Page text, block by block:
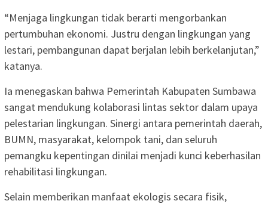
“Menjaga lingkungan tidak berarti mengorbankan
pertumbuhan ekonomi. Justru dengan lingkungan yang
lestari, pembangunan dapat berjalan lebih berkelanjutan,”
katanya.
Ia menegaskan bahwa Pemerintah Kabupaten Sumbawa
sangat mendukung kolaborasi lintas sektor dalam upaya
pelestarian lingkungan. Sinergi antara pemerintah daerah,
BUMN, masyarakat, kelompok tani, dan seluruh
pemangku kepentingan dinilai menjadi kunci keberhasilan
rehabilitasi lingkungan.
Selain memberikan manfaat ekologis secara fisik,